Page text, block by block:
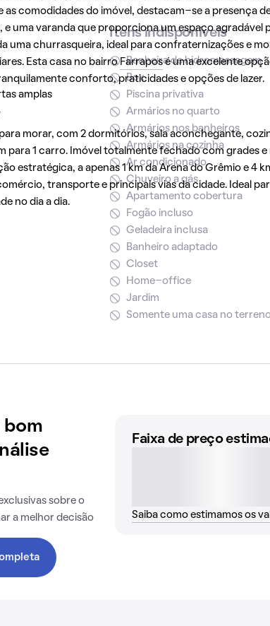
as comodidades do imóvel, destacam-se a presença
e uma varanda que proporciona um espaço agradável
uma churrasqueira, ideal para confraternizações e
Esta casa no bairroFarraposé uma excelente
conforto, praticidades e opções de lazer.
morar, com 2 dormitórios, sala aconchegante,
para 1 carro. Imóvel totalmente fechado com grades
estratégica, a apenas 1 km da Arena do Grêmio e 4
transporte e principais vias da cidade. Ideal
no dia a dia.
amplas
Itens indisponíveis
Banheira de hidromassagem
Box
Piscina privativa
Armários no quarto
Armários nos banheiros
Armários na cozinha
Ar condicionado
Chuveiro a gás
Apartamento cobertura
Fogão incluso
Geladeira inclusa
Banheiro adaptado
Closet
Home-office
Jardim
Somente uma casa no terreno
bom
sobre o
a melhor decisão
Faixa de preço
Saiba como estimamos os